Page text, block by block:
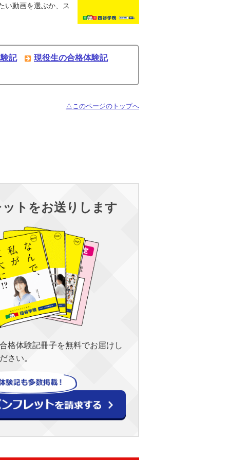
い動画を選ぶか、ス
記
現役生の合格体験記
△このページのトップへ
トをお送りします
格体験記冊子を無料でお届けし
さい。